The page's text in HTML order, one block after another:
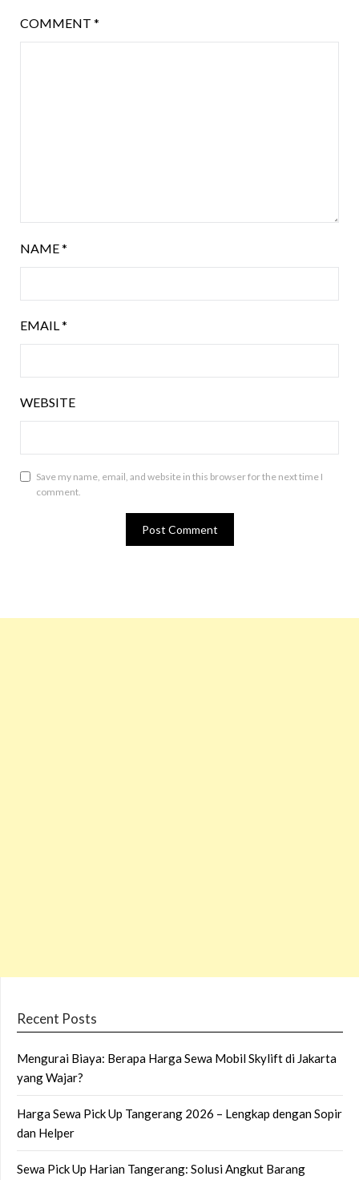
COMMENT *
NAME*
EMAIL*
WEBSITE
Save my name, email, and website in this browser for the next time I
comment.
Recent Posts
Mengurai Biaya: Berapa Harga Sewa Mobil Skylift di Jakarta
yang Wajar?
Harga Sewa Pick Up Tangerang 2026 – Lengkap dengan Sopir
dan Helper
Sewa Pick Up Harian Tangerang: Solusi Angkut Barang